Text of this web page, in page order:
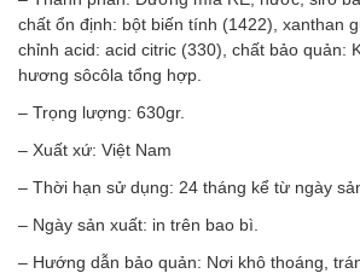
chất ổn định: bột biến tính (1422), xanthan
chỉnh acid: acid citric (330), chất bảo quản:
hương sôcôla tổng hợp.
– Trọng lượng: 630gr.
– Xuất xứ: Việt Nam
– Thời hạn sử dụng: 24 tháng kể từ ngày
– Ngày sản xuất: in trên bao bì.
– Hướng dẫn bảo quản: Nơi khô thoáng,